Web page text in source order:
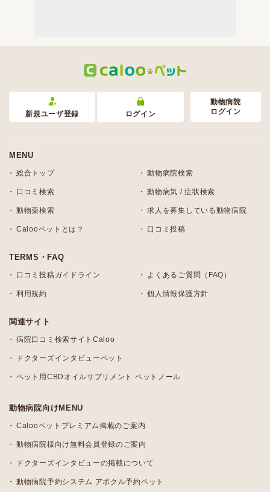
新規ユーザ登録 ログイン
動物病院
ログイン
MENU
総合トップ 動物病院検索
口コミ検索 動物病気 / 症状検索
動物薬検索 求人を募集している動物病院
Calooペットとは？ 口コミ投稿
TERMS・FAQ
口コミ投稿ガイドライン よくあるご質問（FAQ）
利用規約 個人情報保護方針
関連サイト
病院口コミ検索サイトCaloo
ドクターズインタビューペット
ペット用CBDオイルサプリメント ペットノール
動物病院向けMENU
Calooペットプレミアム掲載のご案内
動物病院様向け無料会員登録のご案内
ドクターズインタビューの掲載について
動物病院予約システム アポクル予約ペット